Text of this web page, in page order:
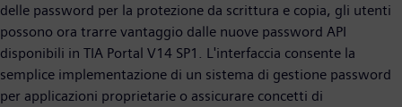
delle password per la protezione da scrittura e copia, gli utenti
possono ora trarre vantaggio dalle nuove password API
disponibili in TIA Portal V14 SP1. L'interfaccia consente la
semplice implementazione di un sistema di gestione password
per applicazioni proprietarie o assicurare concetti di